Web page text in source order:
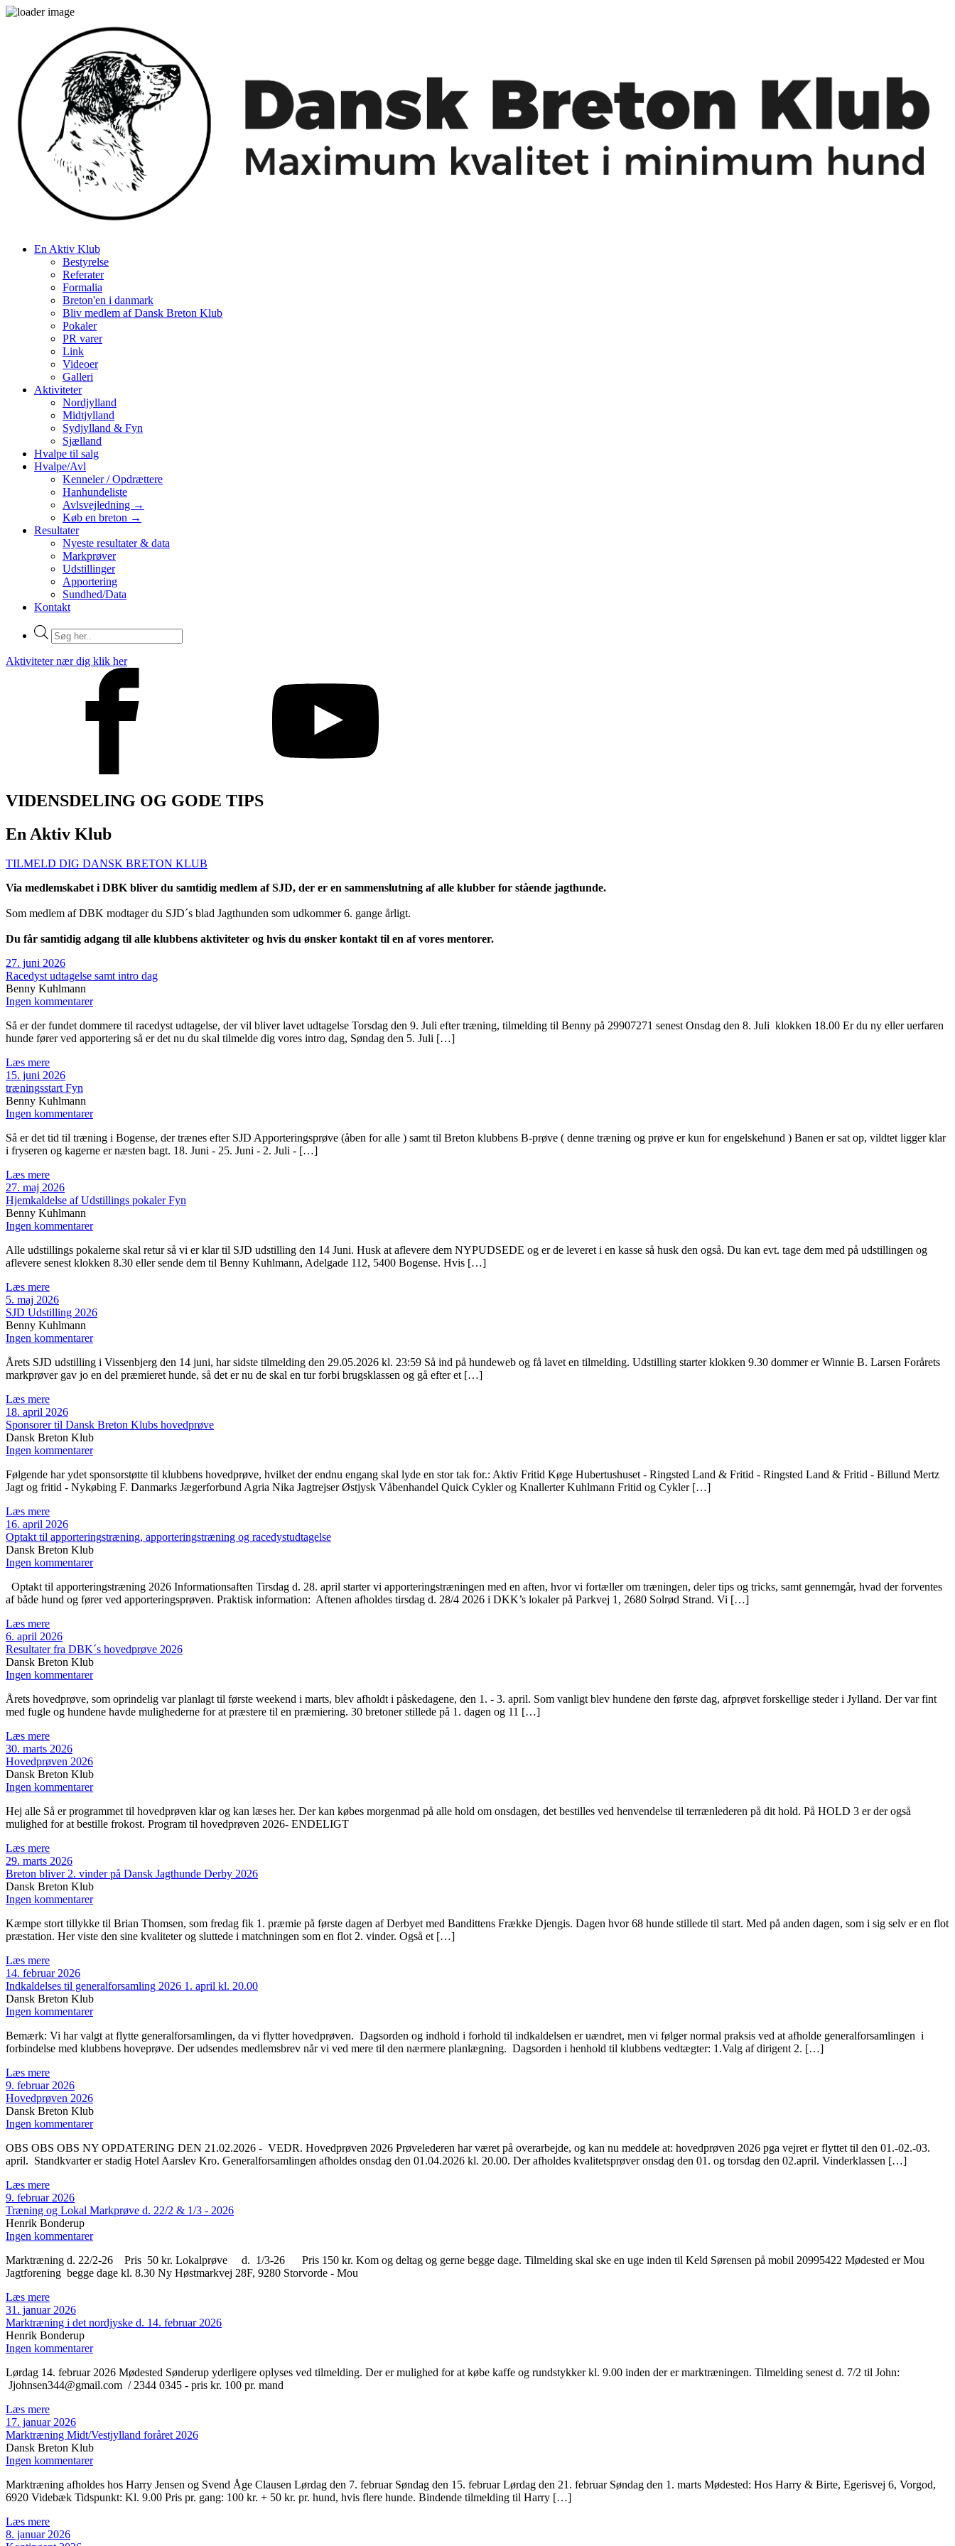
En Aktiv Klub
Bestyrelse
Referater
Formalia
Breton'en i danmark
Bliv medlem af Dansk Breton Klub
Pokaler
PR varer
Link
Videoer
Galleri
Aktiviteter
Nordjylland
Midtjylland
Sydjylland & Fyn
Sjælland
Hvalpe til salg
Hvalpe/Avl
Kenneler / Opdrættere
Hanhundeliste
Avlsvejledning →
Køb en breton →
Resultater
Nyeste resultater & data
Markprøver
Udstillinger
Apportering
Sundhed/Data
Kontakt
Products
search
Aktiviteter nær dig klik her
VIDENSDELING OG GODE TIPS
En Aktiv Klub
TILMELD DIG DANSK BRETON KLUB
Via medlemskabet i DBK bliver du samtidig medlem af SJD, der er en sammenslutning af alle klubber for stående jagthunde.
Som medlem af DBK modtager du SJD´s blad Jagthunden som udkommer 6. gange årligt.
Du får samtidig adgang til alle klubbens aktiviteter og hvis du ønsker kontakt til en af vores mentorer.
27. juni 2026
Racedyst udtagelse samt intro dag
Benny Kuhlmann
Ingen kommentarer
Så er der fundet dommere til racedyst udtagelse, der vil bliver lavet udtagelse Torsdag den 9. Juli efter træning, tilmelding til Benny på 29907271 senest Onsdag den 8. Juli klokken 18.00 Er du ny eller uerfaren
hunde fører ved apportering så er det nu du skal tilmelde dig vores intro dag, Søndag den 5. Juli […]
Læs mere
15. juni 2026
træningsstart Fyn
Benny Kuhlmann
Ingen kommentarer
Så er det tid til træning i Bogense, der trænes efter SJD Apporteringsprøve (åben for alle ) samt til Breton klubbens B-prøve ( denne træning og prøve er kun for engelskehund ) Banen er sat op, vildtet ligger klar
i fryseren og kagerne er næsten bagt. 18. Juni - 25. Juni - 2. Juli - […]
Læs mere
27. maj 2026
Hjemkaldelse af Udstillings pokaler Fyn
Benny Kuhlmann
Ingen kommentarer
Alle udstillings pokalerne skal retur så vi er klar til SJD udstilling den 14 Juni. Husk at aflevere dem NYPUDSEDE og er de leveret i en kasse så husk den også. Du kan evt. tage dem med på udstillingen og
aflevere senest klokken 8.30 eller sende dem til Benny Kuhlmann, Adelgade 112, 5400 Bogense. Hvis […]
Læs mere
5. maj 2026
SJD Udstilling 2026
Benny Kuhlmann
Ingen kommentarer
Årets SJD udstilling i Vissenbjerg den 14 juni, har sidste tilmelding den 29.05.2026 kl. 23:59 Så ind på hundeweb og få lavet en tilmelding. Udstilling starter klokken 9.30 dommer er Winnie B. Larsen Forårets
markprøver gav jo en del præmieret hunde, så det er nu de skal en tur forbi brugsklassen og gå efter et […]
Læs mere
18. april 2026
Sponsorer til Dansk Breton Klubs hovedprøve
Dansk Breton Klub
Ingen kommentarer
Følgende har ydet sponsorstøtte til klubbens hovedprøve, hvilket der endnu engang skal lyde en stor tak for.: Aktiv Fritid Køge Hubertushuset - Ringsted Land & Fritid - Ringsted Land & Fritid - Billund Mertz
Jagt og fritid - Nykøbing F. Danmarks Jægerforbund Agria Nika Jagtrejser Østjysk Våbenhandel Quick Cykler og Knallerter Kuhlmann Fritid og Cykler […]
Læs mere
16. april 2026
Optakt til apporteringstræning, apporteringstræning og racedystudtagelse
Dansk Breton Klub
Ingen kommentarer
Optakt til apporteringstræning 2026 Informationsaften Tirsdag d. 28. april starter vi apporteringstræningen med en aften, hvor vi fortæller om træningen, deler tips og tricks, samt gennemgår, hvad der forventes
af både hund og fører ved apporteringsprøven. Praktisk information: Aftenen afholdes tirsdag d. 28/4 2026 i DKK’s lokaler på Parkvej 1, 2680 Solrød Strand. Vi […]
Læs mere
6. april 2026
Resultater fra DBK´s hovedprøve 2026
Dansk Breton Klub
Ingen kommentarer
Årets hovedprøve, som oprindelig var planlagt til første weekend i marts, blev afholdt i påskedagene, den 1. - 3. april. Som vanligt blev hundene den første dag, afprøvet forskellige steder i Jylland. Der var fint
med fugle og hundene havde mulighederne for at præstere til en præmiering. 30 bretoner stillede på 1. dagen og 11 […]
Læs mere
30. marts 2026
Hovedprøven 2026
Dansk Breton Klub
Ingen kommentarer
Hej alle Så er programmet til hovedprøven klar og kan læses her. Der kan købes morgenmad på alle hold om onsdagen, det bestilles ved henvendelse til terrænlederen på dit hold. På HOLD 3 er der også
mulighed for at bestille frokost. Program til hovedprøven 2026- ENDELIGT
Læs mere
29. marts 2026
Breton bliver 2. vinder på Dansk Jagthunde Derby 2026
Dansk Breton Klub
Ingen kommentarer
Kæmpe stort tillykke til Brian Thomsen, som fredag fik 1. præmie på første dagen af Derbyet med Bandittens Frække Djengis. Dagen hvor 68 hunde stillede til start. Med på anden dagen, som i sig selv er en flot
præstation. Her viste den sine kvaliteter og sluttede i matchningen som en flot 2. vinder. Også et […]
Læs mere
14. februar 2026
Indkaldelses til generalforsamling 2026 1. april kl. 20.00
Dansk Breton Klub
Ingen kommentarer
Bemærk: Vi har valgt at flytte generalforsamlingen, da vi flytter hovedprøven. Dagsorden og indhold i forhold til indkaldelsen er uændret, men vi følger normal praksis ved at afholde generalforsamlingen i
forbindelse med klubbens hoveprøve. Der udsendes medlemsbrev når vi ved mere til den nærmere planlægning. Dagsorden i henhold til klubbens vedtægter: 1.Valg af dirigent 2. […]
Læs mere
9. februar 2026
Hovedprøven 2026
Dansk Breton Klub
Ingen kommentarer
OBS OBS OBS NY OPDATERING DEN 21.02.2026 - VEDR. Hovedprøven 2026 Prøvelederen har været på overarbejde, og kan nu meddele at: hovedprøven 2026 pga vejret er flyttet til den 01.-02.-03.
april. Standkvarter er stadig Hotel Aarslev Kro. Generalforsamlingen afholdes onsdag den 01.04.2026 kl. 20.00. Der afholdes kvalitetsprøver onsdag den 01. og torsdag den 02.april. Vinderklassen […]
Læs mere
9. februar 2026
Træning og Lokal Markprøve d. 22/2 & 1/3 - 2026
Henrik Bonderup
Ingen kommentarer
Marktræning d. 22/2-26 Pris 50 kr. Lokalprøve d. 1/3-26 Pris 150 kr. Kom og deltag og gerne begge dage. Tilmelding skal ske en uge inden til Keld Sørensen på mobil 20995422 Mødested er Mou
Jagtforening begge dage kl. 8.30 Ny Høstmarkvej 28F, 9280 Storvorde - Mou
Læs mere
31. januar 2026
Marktræning i det nordjyske d. 14. februar 2026
Henrik Bonderup
Ingen kommentarer
Lørdag 14. februar 2026 Mødested Sønderup yderligere oplyses ved tilmelding. Der er mulighed for at købe kaffe og rundstykker kl. 9.00 inden der er marktræningen. Tilmelding senest d. 7/2 til John:
Jjohnsen344@gmail.com / 2344 0345 - pris kr. 100 pr. mand
Læs mere
17. januar 2026
Marktræning Midt/Vestjylland foråret 2026
Dansk Breton Klub
Ingen kommentarer
Marktræning afholdes hos Harry Jensen og Svend Åge Clausen Lørdag den 7. februar Søndag den 15. februar Lørdag den 21. februar Søndag den 1. marts Mødested: Hos Harry & Birte, Egerisvej 6, Vorgod,
6920 Videbæk Tidspunkt: Kl. 9.00 Pris pr. gang: 100 kr. + 50 kr. pr. hund, hvis flere hunde. Bindende tilmelding til Harry […]
Læs mere
8. januar 2026